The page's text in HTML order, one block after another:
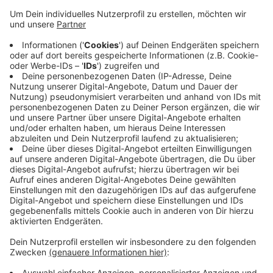
Anzeige
Davon sind auch große Teile der landwirtschaftlichen
Flächen in Mönchengladbach betroffen und als
sogenannte "rote Gebiete" ausgewiesen. Hier dürfen
die Landwirte jetzt nur noch 20 Prozent weniger
Dünger benutzen. Laut Kreisbauernschaft hätten die
Landwirte starke Auswirkungen auf die Qualität ihrer
Ernte zu befürchten. Insgesamt ist in NRW rund ein
Drittel der landwirtschaftlichen Flächen als "rote
Gebiete" ausgewiesen.
Anzeige